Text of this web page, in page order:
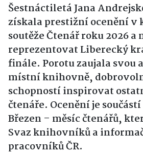
Šestnáctiletá Jana
získala prestižní ocenění v
soutěže Čtenář roku 2026 a
reprezentovat Liberecký
finále. Porotu zaujala svou
místní knihovně,
schopností inspirovat
čtenáře. Ocenění je
Březen – měsíc čtenářů,
Svaz knihovníků a
pracovníků ČR.